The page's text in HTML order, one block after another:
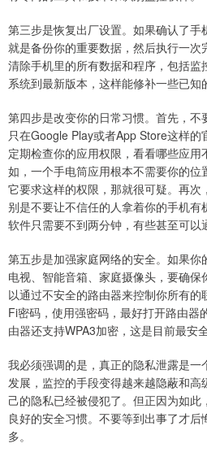
第三步是恢复出厂设置。如果确认了
就是备份你的重要数据，然后执行一
清除手机里的所有数据和程序，包括
系统到最新版本，这样能修补一些已知
第四步是改变你的日常习惯。首先，不
只在Google Play或者App Store这样
定期检查你的应用权限，看看哪些应
如，一个手电筒应用根本不需要你的位
它要求这样的权限，那就很可疑。再
别是不要让不信任的人拿着你的手机
软件只需要不到两分钟，有些甚至可以
第五步是加强家庭网络的安全。如果
电视、智能音箱、家庭摄像头，要确
以通过不安全的路由器来控制你所有
Fi密码，使用强密码，最好打开路由器
由器还支持WPA3加密，这是目前最安
我必须强调的是，真正的隐私泄露是一
发展，监控的手段变得越来越隐蔽和高
己的隐私已经被侵犯了。但正因为如
良好的安全习惯。不要等到出事了才
多。